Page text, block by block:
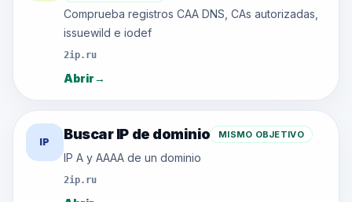
Comprueba registros CAA DNS, CAs autorizadas,
issuewild e iodef
2ip.ru
Abrir→
IP Buscar IP de dominio MISMO OBJETIVO
IP A y AAAA de un dominio
2ip.ru